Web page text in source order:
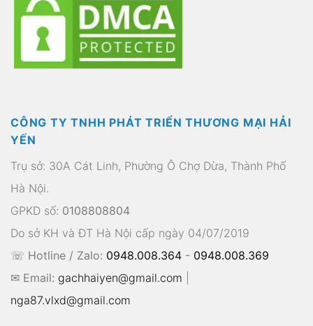
CÔNG TY TNHH PHÁT TRIỂN THƯƠNG MẠI HẢI
YẾN
Trụ sở: 30A Cát Linh, Phường Ô Chợ Dừa, Thành Phố
Hà Nội.
GPKD số: 0108808804
Do sở KH và ĐT Hà Nội cấp ngày 04/07/2019
☏ Hotline / Zalo: 0948.008.364 - 0948.008.369
✉ Email: gachhaiyen@gmail.com
nga87.vlxd@gmail.com